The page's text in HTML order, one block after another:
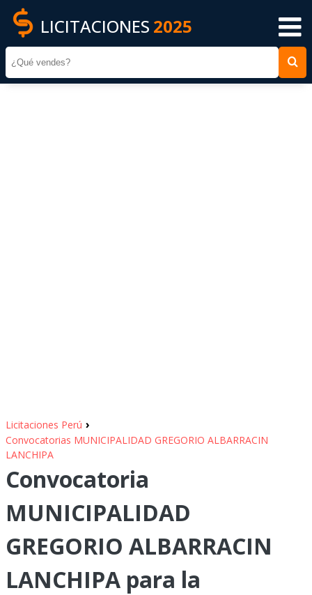
LICITACIONES 2025
Licitaciones Perú ›
Convocatorias MUNICIPALIDAD GREGORIO ALBARRACIN
LANCHIPA
Convocatoria
MUNICIPALIDAD
GREGORIO ALBARRACIN
LANCHIPA para la